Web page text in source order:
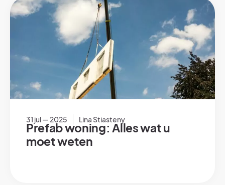
31 jul — 2025 Lina Stiasteny
Prefab woning: Alles wat u
moet weten